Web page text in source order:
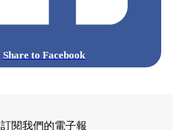
Share to Facebook
訂閱我們的電子報